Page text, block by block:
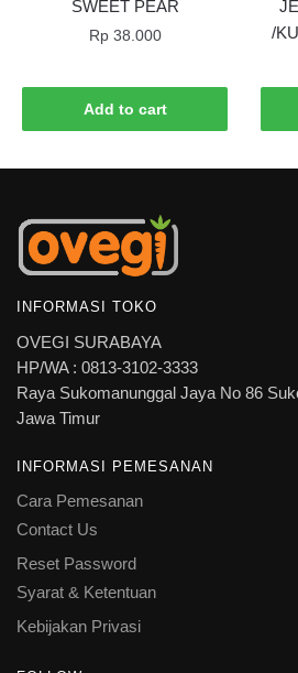
SWEET PEAR
Rp38.000
Add to cart
/
INFORMASI TOKO
OVEGI SURABAYA
HP/WA : 0813-3102-3333
Raya Sukomanunggal Jaya No 86
Jawa Timur
INFORMASI PEMESANAN
Cara Pemesanan
Contact Us
Reset Password
Syarat & Ketentuan
Kebijakan Privasi